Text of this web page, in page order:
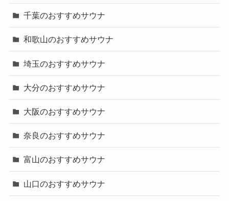
千葉のおすすめサウナ
和歌山のおすすめサウナ
埼玉のおすすめサウナ
大分のおすすめサウナ
大阪のおすすめサウナ
奈良のおすすめサウナ
富山のおすすめサウナ
山口のおすすめサウナ